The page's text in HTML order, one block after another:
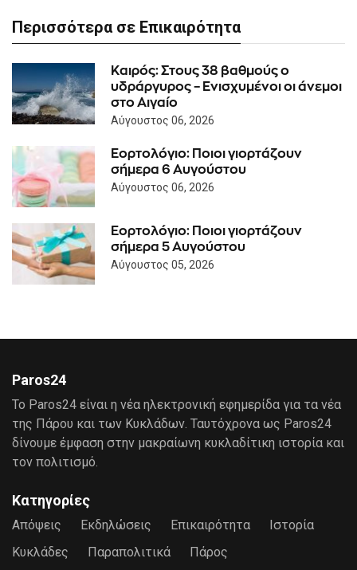
Περισσότερα σε Επικαιρότητα
Καιρός: Στους 38 βαθμούς ο
υδράργυρος – Ενισχυμένοι οι άνεμοι
στο Αιγαίο
Αύγουστος 06, 2026
Εορτολόγιο: Ποιοι γιορτάζουν
σήμερα 6 Αυγούστου
Αύγουστος 06, 2026
Εορτολόγιο: Ποιοι γιορτάζουν
σήμερα 5 Αυγούστου
Αύγουστος 05, 2026
Paros24
Το Paros24 είναι η νέα ηλεκτρονική εφημερίδα για τα νέα
της Πάρου και των Κυκλάδων. Ταυτόχρονα ως Paros24
δίνουμε έμφαση στην μακραίωνη κυκλαδίτικη ιστορία και
τον πολιτισμό.
Κατηγορίες
Απόψεις Εκδηλώσεις Επικαιρότητα
Ιστορία
Κυκλάδες
Παραπολιτικά Πάρος